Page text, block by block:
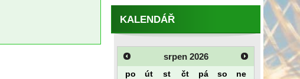
KALENDÁŘ
srpen 2026
po út st čt pá so ne